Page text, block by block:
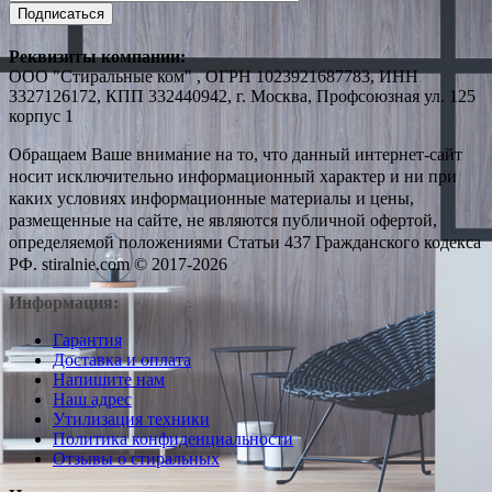
Подписаться
Реквизиты компании:
ООО "Стиральные ком" , ОГРН 1023921687783, ИНН
3327126172, КПП 332440942, г. Москва, Профсоюзная ул. 125
корпус 1
Обращаем Ваше внимание на то, что данный интернет-сайт
носит исключительно информационный характер и ни при
каких условиях информационные материалы и цены,
размещенные на сайте, не являются публичной офертой,
определяемой положениями Статьи 437 Гражданского кодекса
РФ. stiralnie.com © 2017-2026
Информация:
Гарантия
Доставка и оплата
Напишите нам
Наш адрес
Утилизация техники
Политика конфиденциальности
Отзывы о стиральных